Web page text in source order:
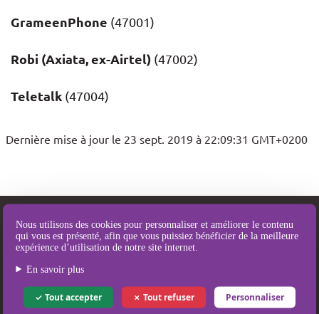
Nous utilisons des cookies pour personnaliser et améliorer le contenu
qui vous est présenté, afin que vous puissiez bénéficier de la meilleure
expérience d’utilisation de notre site internet.
En savoir plus
Tout accepter Tout refuser Personnaliser
GrameenPhone (47001)
Robi (Axiata, ex-Airtel) (47002)
Teletalk (47004)
Dernière mise à jour le 23 sept. 2019 à 22:09:31 GMT+0200
Tarifs SMS
Qui sommes-nous ?
Mentions légales